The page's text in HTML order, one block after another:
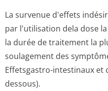
La survenue d'effets
par l'utilisation dela dose
la durée de traitement la
soulagement des
Effetsgastro-intestinaux et
dessous).